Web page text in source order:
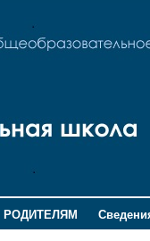
РОДИТЕЛЯМ